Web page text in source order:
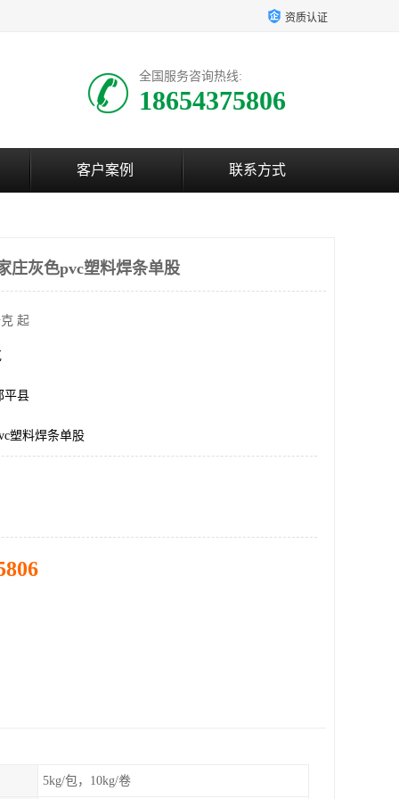
资质认证
全国服务咨询热线:
18654375806
客户案例 联系方式
庄灰色pvc塑料焊条单股
起
平县
塑料焊条单股
5kg/包，10kg/卷